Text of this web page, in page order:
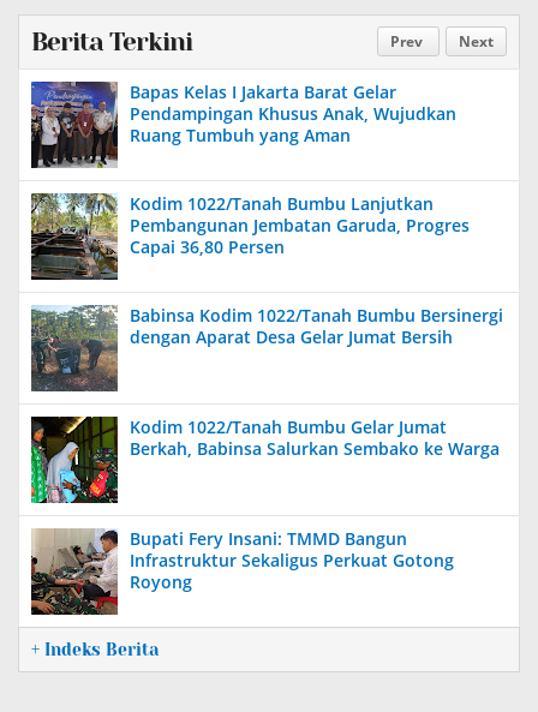
Prev Next
Berita Terkini
Bapas Kelas I Jakarta Barat Gelar
Pendampingan Khusus Anak, Wujudkan
Ruang Tumbuh yang Aman
Kodim 1022/Tanah Bumbu Lanjutkan
Pembangunan Jembatan Garuda, Progres
Capai 36,80 Persen
Babinsa Kodim 1022/Tanah Bumbu Bersinergi
dengan Aparat Desa Gelar Jumat Bersih
Kodim 1022/Tanah Bumbu Gelar Jumat
Berkah, Babinsa Salurkan Sembako ke Warga
Bupati Fery Insani: TMMD Bangun
Infrastruktur Sekaligus Perkuat Gotong
Royong
+ Indeks Berita